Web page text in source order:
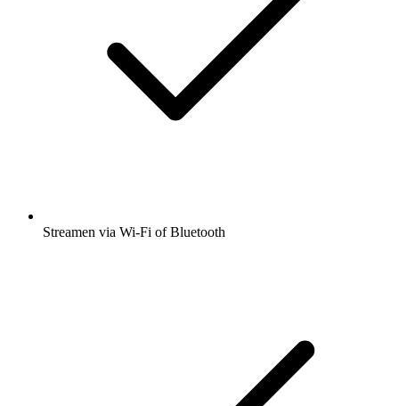
Streamen via Wi-Fi of Bluetooth